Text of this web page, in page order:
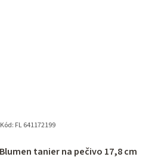
tanier na pečivo 17,8 cm
Kód: FL 641172199